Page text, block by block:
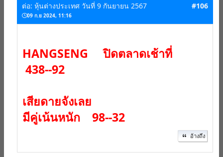
ต่อ: หุ้นต่างประเทศ วันที่ 9 กันยายน 2567
09 ก.ย 2024, 11:16
#106
HANGSENG ปิดตลาดเช้าที่
438--92
เสียดายจังเลย
มีคู่เน้นหนัก 98--32
อ้างถึง